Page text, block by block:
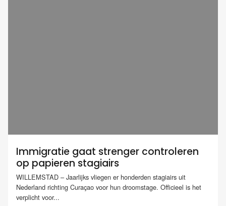
Immigratie gaat strenger controleren
op papieren stagiairs
WILLEMSTAD – Jaarlijks vliegen er honderden stagiairs uit
Nederland richting Curaçao voor hun droomstage. Officieel is het
verplicht voor...